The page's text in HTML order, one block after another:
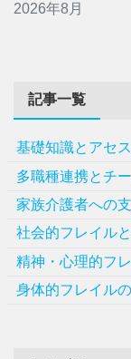
2026年8月
記事一覧
基礎知識とアセ
多職種連携とチ
家族介護者への
社会的フレイル
精神・心理的フ
身体的フレイル